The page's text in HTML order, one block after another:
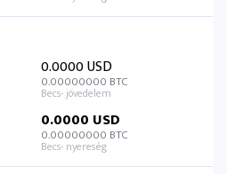
0.0000 USD
0.00000000 BTC
0.0000 USD
0.00000000 BTC